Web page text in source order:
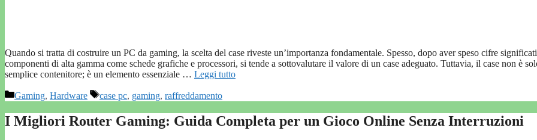
Quando si tratta di costruire un PC da gaming, la scelta del case riveste un’importanza fondamentale. Spesso, dopo aver speso cifre
componenti di alta gamma come schede grafiche e processori, si tende a sottovalutare il valore di un case adeguato. Tuttavia, il case non è
semplice contenitore; è un elemento essenziale … Leggi tutto
Categorie
Gaming, Hardware Tag
case pc, gaming, raffreddamento
I Migliori Router Gaming: Guida Completa per un Gioco Online Senza Interruzioni